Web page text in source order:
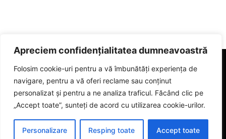
Apreciem confidențialitatea dumneavoastră
Folosim cookie-uri pentru a vă îmbunătăți experiența de
navigare, pentru a vă oferi reclame sau conținut
personalizat și pentru a ne analiza traficul. Făcând clic pe
„Accept toate”, sunteți de acord cu utilizarea cookie-urilor.
Personalizare Resping toate Accept toate
© 2023 eGorj.ro. Toate drepturile sunt rezervate.